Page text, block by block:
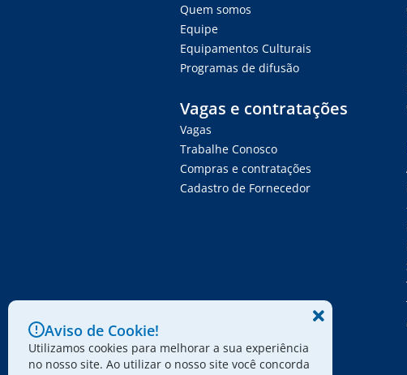
Quem somos
Equipe
Equipamentos Culturais
Programas de difusão
Vagas e contratações
Vagas
Trabalhe Conosco
Compras e contratações
Cadastro de Fornecedor
Aviso de Cookie!
Utilizamos cookies para melhorar a sua experiência
no nosso site. Ao utilizar o nosso site você concorda